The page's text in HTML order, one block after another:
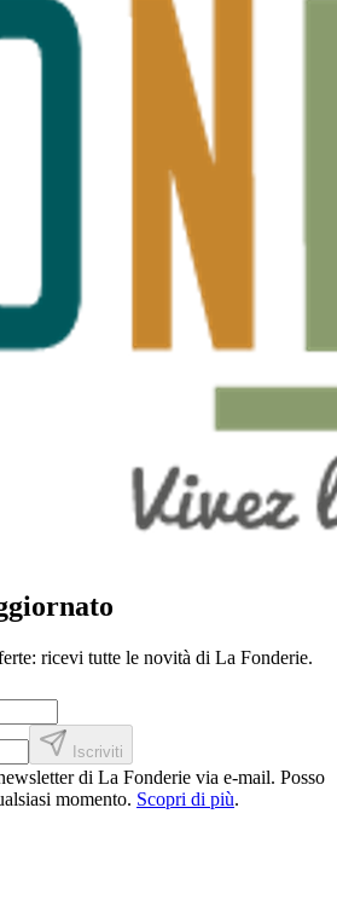
ricevi tutte le novità di La Fonderie.
Iscriviti
di La Fonderie via e-mail. Posso
momento. Scopri di più.